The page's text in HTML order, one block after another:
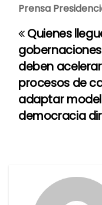
Prensa
N
a
v
e
Quienes
gobernaciones
deben
procesos de
adaptar
democracia